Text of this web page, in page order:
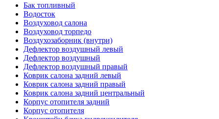
Бак топливный
Водосток
Воздуховод салона
Воздуховод торпедо
Воздухозаборник (внутри)
Дефлектор воздушный левый
Дефлектор воздушный
Дефлектор воздушный правый
Коврик салона задний левый
Коврик салона задний правый
Коврик салона задний центральный
Корпус отопителя задний
Корпус отопителя